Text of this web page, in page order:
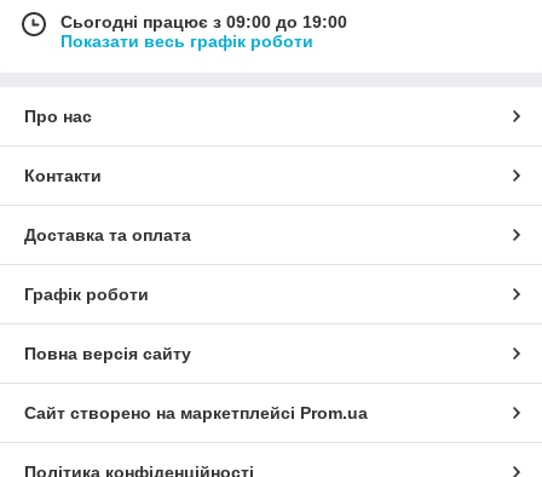
Сьогодні працює з 09:00 до 19:00
Показати весь графік роботи
Про нас
Контакти
Доставка та оплата
Графік роботи
Повна версія сайту
Сайт створено на маркетплейсі Prom.ua
Політика конфіденційності